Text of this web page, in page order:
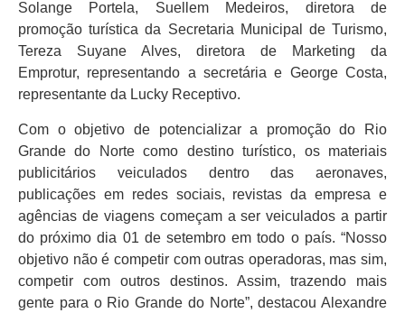
Solange Portela, Suellem Medeiros, diretora de
promoção turística da Secretaria Municipal de Turismo,
Tereza Suyane Alves, diretora de Marketing da
Emprotur, representando a secretária e George Costa,
representante da Lucky Receptivo.
Com o objetivo de potencializar a promoção do Rio
Grande do Norte como destino turístico, os materiais
publicitários veiculados dentro das aeronaves,
publicações em redes sociais, revistas da empresa e
agências de viagens começam a ser veiculados a partir
do próximo dia 01 de setembro em todo o país. “Nosso
objetivo não é competir com outras operadoras, mas sim,
competir com outros destinos. Assim, trazendo mais
gente para o Rio Grande do Norte”, destacou Alexandre